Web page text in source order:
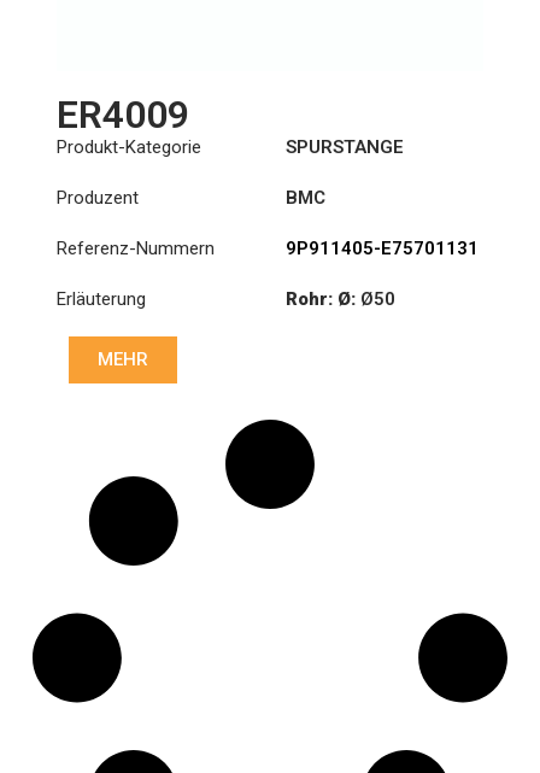
ER4009
Produkt-Kategorie SPURSTANGE
Produzent BMC
Referenz-Nummern 9P911405-E75701131
Erläuterung Rohr: Ø: Ø50
MEHR